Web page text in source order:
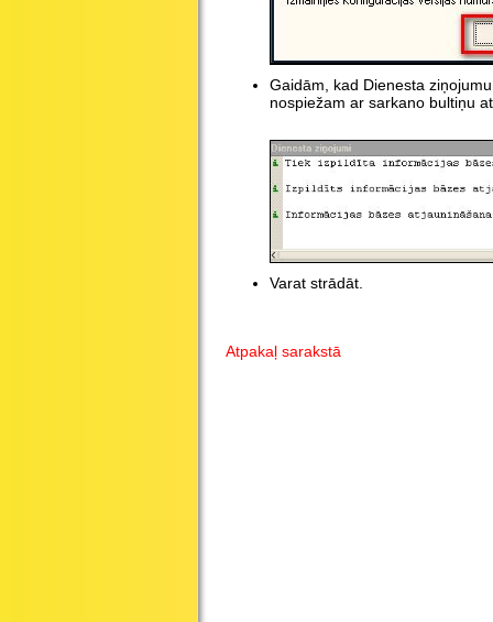
Gaidām, kad Dienesta
nospiežam ar sarkano bultiņu
Varat strādāt.
Atpakaļ sarakstā